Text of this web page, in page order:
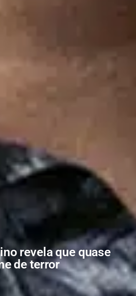
revela que quase
de terror